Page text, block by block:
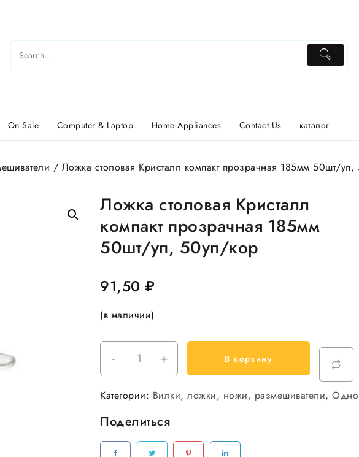
On Sale Computer & Laptop Home Appliances Contact Us каталог
/ Ложка столовая Кристалл компакт прозрачная 185мм 50шт/
Ложка столовая Кристалл
компакт прозрачная 185мм
50шт/уп, 50уп/кор
91,50₽
(в наличии)
-
Количество
товара
Ложка
столовая
Кристалл
прозрачная
+ В корзину
Категории: Вилки, ложки, ножи, размешиватели,
Поделиться